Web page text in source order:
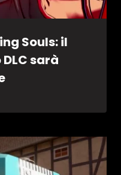
Souls: il
sarà